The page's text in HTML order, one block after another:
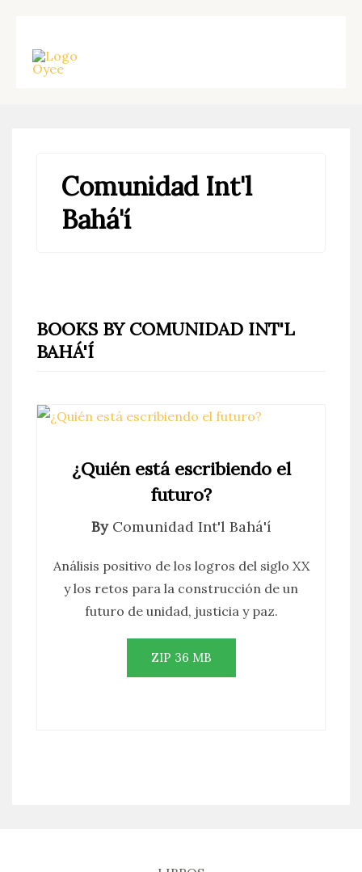
content
Comunidad Int'l
Bahá'í
BOOKS BY COMUNIDAD INT'L
BAHÁ'Í
¿Quién está escribiendo el
futuro?
By Comunidad Int'l Bahá'í
Análisis positivo de los logros del siglo XX
y los retos para la construcción de un
futuro de unidad, justicia y paz.
ZIP 36 MB